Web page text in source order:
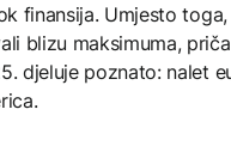
finansija. Umjesto
blizu maksimuma,
djeluje poznato: nalet